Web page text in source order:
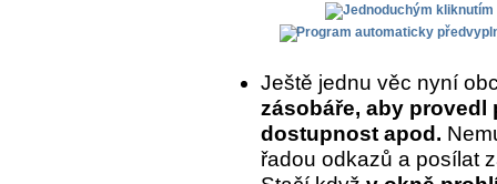
Ještě jednu věc nyní
zásobáře, aby
dostupnost apod.
řadou odkazů a posílat